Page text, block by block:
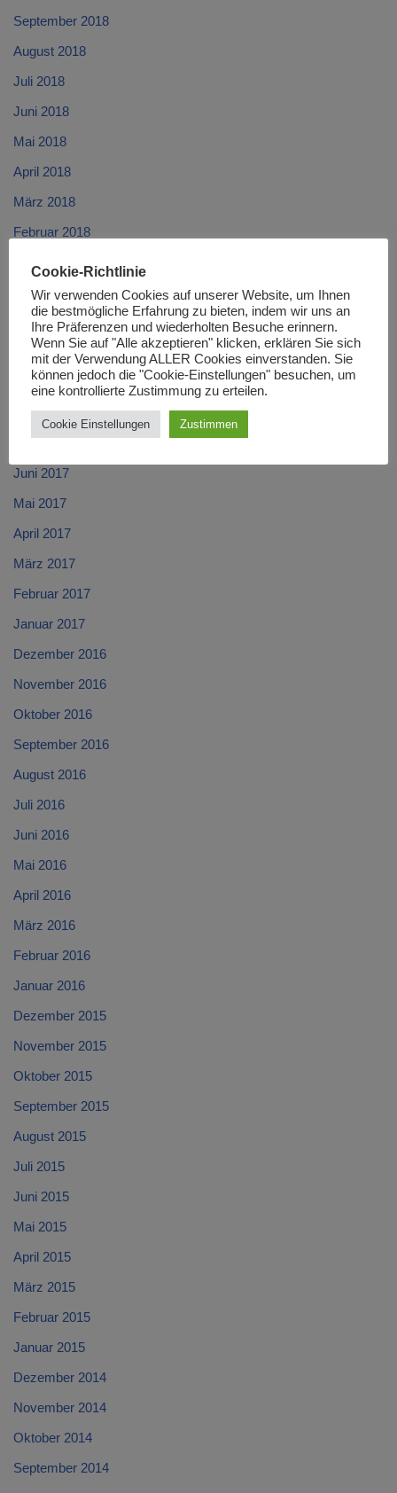
September 2018
August 2018
Juli 2018
Juni 2018
Mai 2018
April 2018
März 2018
Februar 2018
Dezember 2017
November 2017
Oktober 2017
September 2017
August 2017
Juli 2017
Juni 2017
Mai 2017
April 2017
März 2017
Februar 2017
Januar 2017
Dezember 2016
November 2016
Oktober 2016
September 2016
August 2016
Juli 2016
Juni 2016
Mai 2016
April 2016
März 2016
Februar 2016
Januar 2016
Dezember 2015
November 2015
Oktober 2015
September 2015
August 2015
Juli 2015
Juni 2015
Mai 2015
April 2015
März 2015
Februar 2015
Januar 2015
Dezember 2014
November 2014
Oktober 2014
September 2014
Cookie-Richtlinie
Wir verwenden Cookies auf unserer Website, um Ihnen
die bestmögliche Erfahrung zu bieten, indem wir uns an
Ihre Präferenzen und wiederholten Besuche erinnern.
Wenn Sie auf "Alle akzeptieren" klicken, erklären Sie sich
mit der Verwendung ALLER Cookies einverstanden. Sie
können jedoch die "Cookie-Einstellungen" besuchen, um
eine kontrollierte Zustimmung zu erteilen.
Cookie Einstellungen Zustimmen